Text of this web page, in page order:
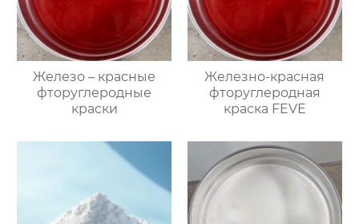
Железо – красные
фторуглеродные
краски
Железно-красная
фторуглеродная
краска FEVE